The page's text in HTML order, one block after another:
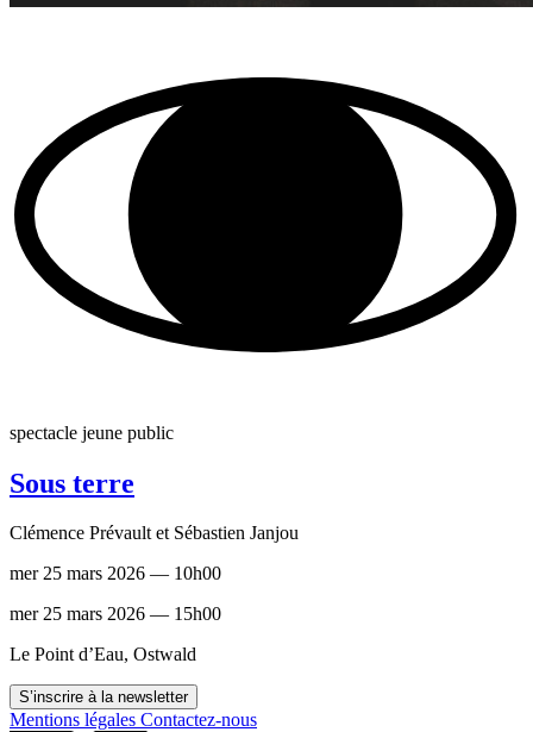
spectacle jeune public
Sous terre
Clémence Prévault et Sébastien Janjou
mer 25 mars 2026 — 10h00
mer 25 mars 2026 — 15h00
Le Point d’Eau, Ostwald
S’inscrire à la newsletter
Mentions légales Contactez-nous